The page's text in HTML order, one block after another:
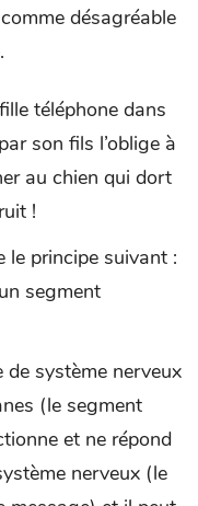
désagréable
téléphone dans
son fils l’oblige à
au chien qui dort
!
le principe suivant :
segment
système nerveux
(le segment
et ne répond
nerveux (le